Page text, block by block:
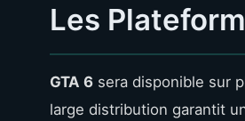
Les
GTA 6 sera disponible sur
large distribution garantit